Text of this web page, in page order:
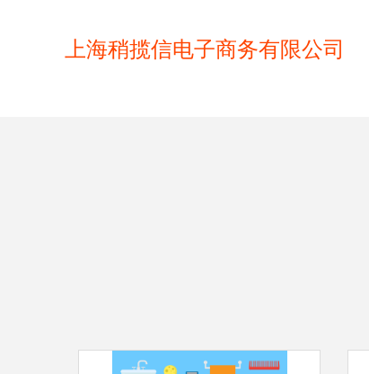
上海稍揽信电子商务有限公司